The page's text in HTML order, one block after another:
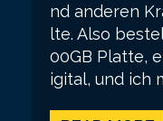
nd anderen
lte. Also
00GB Platte,
igital, und ich